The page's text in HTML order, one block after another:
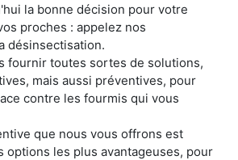
la bonne décision pour votre
proches : appelez nos
désinsectisation.
fournir toutes sortes de solutions,
mais aussi préventives, pour
contre les fourmis qui vous
que nous vous offrons est
options les plus avantageuses, pour